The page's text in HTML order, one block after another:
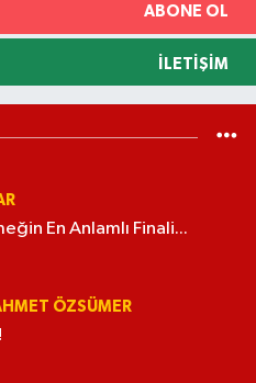
ABONE OL
İLETIŞIM
En Anlamlı Finali...
ÖZSÜMER